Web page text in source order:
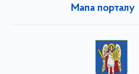
Мапа порталу